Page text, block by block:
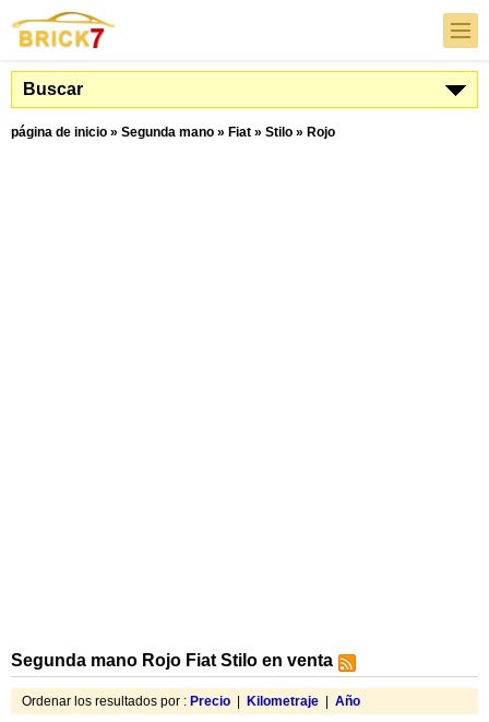
Buscar
página de inicio » Segunda mano » Fiat » Stilo » Rojo
Segunda mano Rojo Fiat Stilo en venta
Ordenar los resultados por : Precio Kilometraje Año